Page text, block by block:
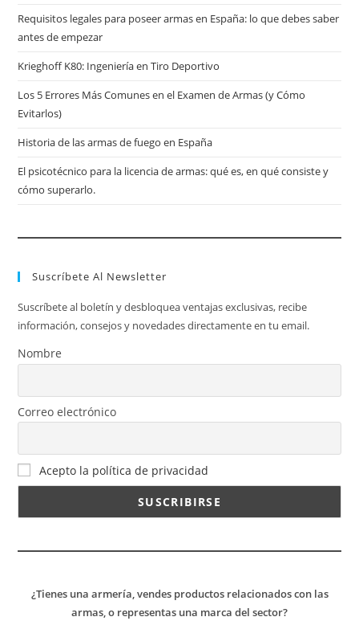
Requisitos legales para poseer armas en España: lo que debes saber
antes de empezar
Krieghoff K80: Ingeniería en Tiro Deportivo
Los 5 Errores Más Comunes en el Examen de Armas (y Cómo
Evitarlos)
Historia de las armas de fuego en España
El psicotécnico para la licencia de armas: qué es, en qué consiste y
cómo superarlo.
Suscríbete Al Newsletter
Suscríbete al boletín y desbloquea ventajas exclusivas, recibe
información, consejos y novedades directamente en tu email.
Nombre
Correo electrónico
Acepto la política de privacidad
¿Tienes una armería, vendes productos relacionados con las
armas, o representas una marca del sector?